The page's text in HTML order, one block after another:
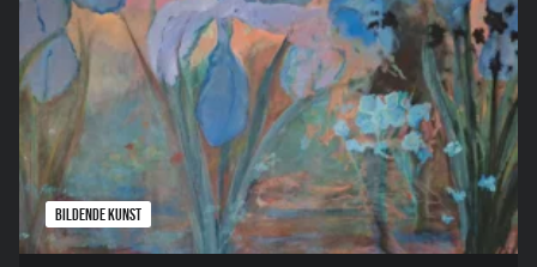
BILDENDE KUNST